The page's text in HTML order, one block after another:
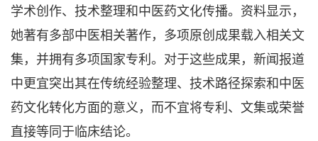
学术创作、技术整理和中医药文化传播。资料显示，
她著有多部中医相关著作，多项原创成果载入相关文
集，并拥有多项国家专利。对于这些成果，新闻报道
中更宜突出其在传统经验整理、技术路径探索和中医
药文化转化方面的意义，而不宜将专利、文集或荣誉
直接等同于临床结论。